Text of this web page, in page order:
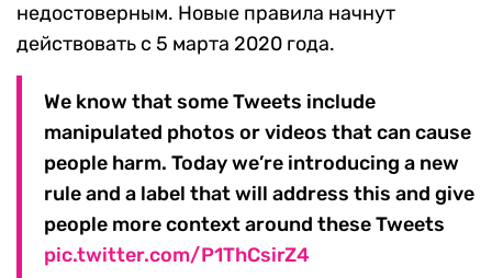
недостоверным. Новые правила начнут
действовать с 5 марта 2020 года.
We know that some Tweets include
manipulated photos or videos that can cause
people harm. Today we’re introducing a new
rule and a label that will address this and give
people more context around these Tweets
pic.twitter.com/P1ThCsirZ4